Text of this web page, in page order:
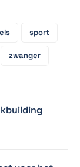
sport
zwanger